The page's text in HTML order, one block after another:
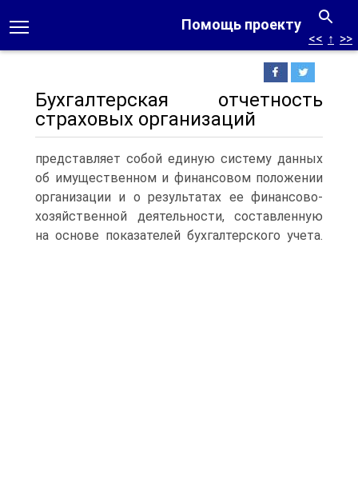
Помощь проекту
<< ↑ >>
Бухгалтерская отчетность
страховых организаций
представляет собой единую систему данных
об имущественном и финансовом положении
организации и о результатах ее финансово-
хозяйственной деятельности, составленную
на основе показателей бухгалтерского учета.